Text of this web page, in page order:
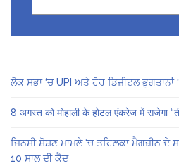
ਲੋਕ ਸਭਾ ‘ਚ UPI ਅਤੇ ਹੋਰ ਡਿਜ਼ੀਟਲ
8 अगस्त को मोहाली के होटल एंकरेज में सजेगा
ਜਿਨਸੀ ਸ਼ੋਸ਼ਣ ਮਾਮਲੇ ‘ਚ ਤਹਿਲਕਾ ਮੈਗਜ਼ੀਨ ਦੇ
10 ਸਾਲ ਦੀ ਕੈਦ